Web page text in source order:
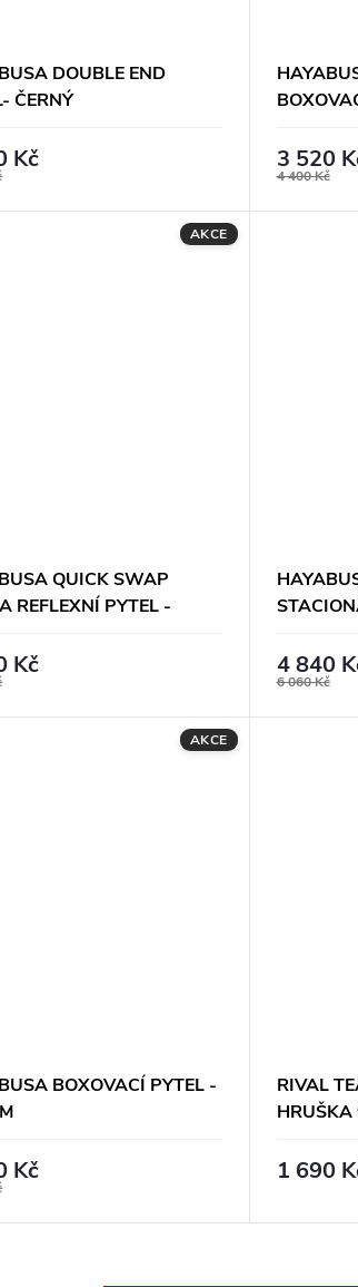
DOUBLE END
ČERNÝ
Kč 3 520
4 400 Kč
AKCE
QUICK SWAP
REFLEXNÍ PYTEL -
Kč 4 840
6 060 Kč
AKCE
BOXOVACÍ PYTEL -
Kč
RIVAL
1 690